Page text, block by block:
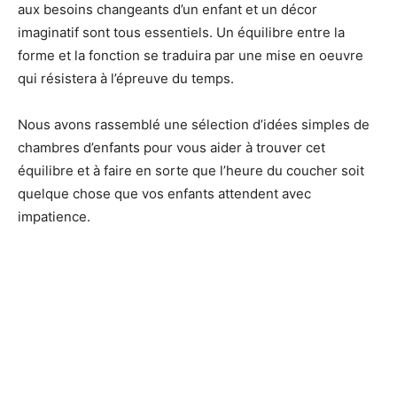
aux besoins changeants d’un enfant et un décor
imaginatif sont tous essentiels. Un équilibre entre la
forme et la fonction se traduira par une mise en oeuvre
qui résistera à l’épreuve du temps.
Nous avons rassemblé une sélection d’idées simples de
chambres d’enfants pour vous aider à trouver cet
équilibre et à faire en sorte que l’heure du coucher soit
quelque chose que vos enfants attendent avec
impatience.